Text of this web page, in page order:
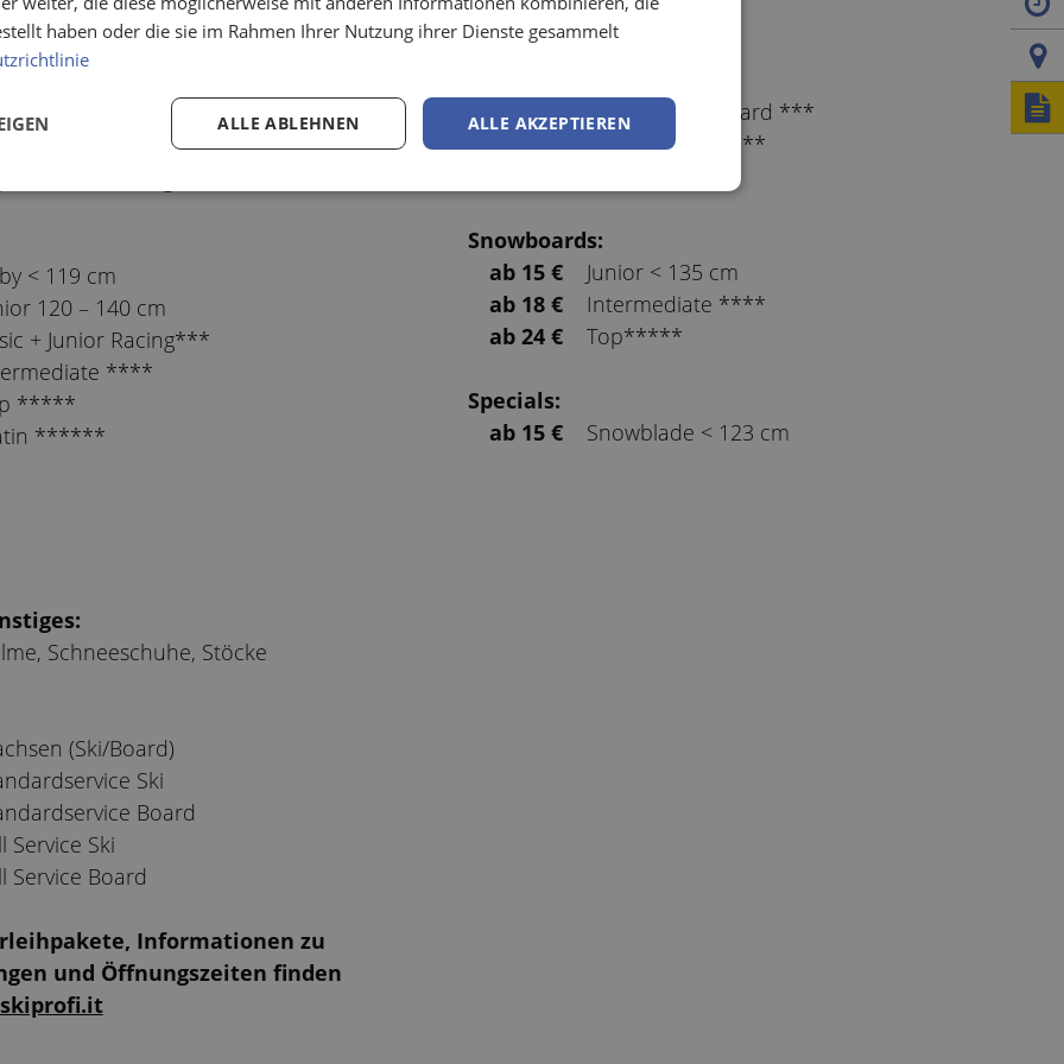
Tag)
nowax***
classic & skating ****
< 119 cm
120 – 140 cm
+ Junior Racing***
****
*****
******
Schuhe:
ab 4 €
Baby < Gr. 35
ab 7 €
Basic + Snowboard ***
ab 8 €
Intermediate ****
Snowboards:
ab 15 €
Junior < 135 cm
ab 18 €
Intermediate ****
ab 24 €
Top*****
Specials:
ab 15 €
Snowblade < 123 cm
Schneeschuhe, Stöcke
(Ski/Board)
Ski
Board
Service Ski
Service Board
Informationen zu
und Öffnungszeiten finden
haben oder die sie im Rahmen Ihrer Nutzung ihrer Dienste gesammelt
ALLE AKZEPTIEREN
ALLE ABLEHNEN